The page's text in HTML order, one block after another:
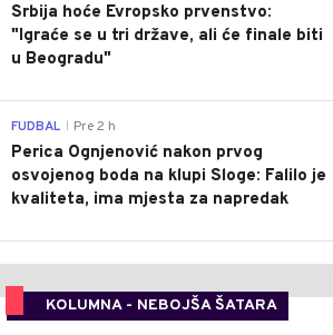
Srbija hoće Evropsko prvenstvo:
"Igraće se u tri države, ali će finale biti
u Beogradu"
FUDBAL Pre 2 h
Perica Ognjenović nakon prvog
osvojenog boda na klupi Sloge: Falilo je
kvaliteta, ima mjesta za napredak
KOLUMNA - NEBOJŠA ŠATARA